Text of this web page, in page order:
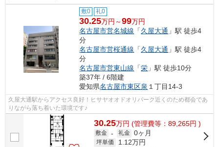
敷0 礼0
30.25万円～99万円
名古屋市営名城線 「久屋大通 」駅 徒歩4
分
名古屋市営桜通線 「久屋大通 」駅 徒歩4
分
名古屋市営東山線 「栄 」駅 徒歩10分
築37年 / 6階建
愛知県名古屋市東区泉 １丁目14-3
久屋大通駅からアクセス良好！ヒサヤオオドオリパーク近くのため都会であ
りながら落ち着いた環境です♪
30.25万円 (管理費等：89,265円 )
敷金 - 礼金 0ヶ月
坪単価 1.12万円